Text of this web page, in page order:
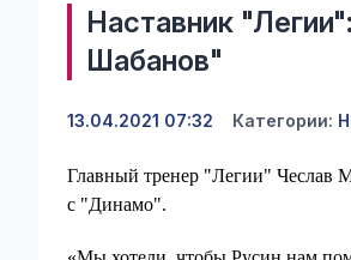
Наставник
Шабанов"
13.04.2021 07:32 Категории:
Главный тренер "Легии" Чеслав
с "Динамо".